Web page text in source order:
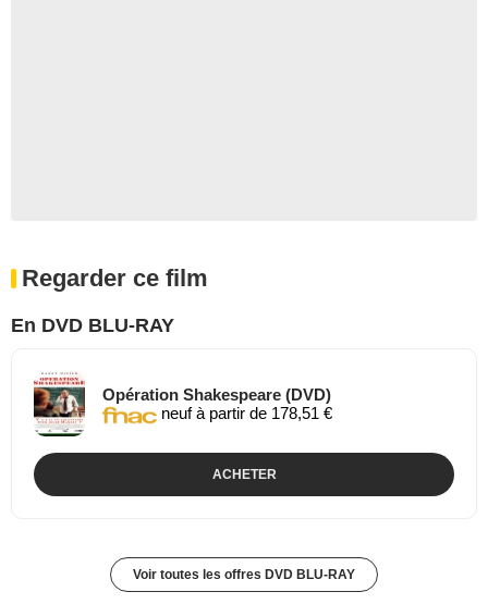
Regarder ce film
En DVD BLU-RAY
Opération Shakespeare (DVD)
neuf à partir de 178,51 €
ACHETER
Voir toutes les offres DVD BLU-RAY